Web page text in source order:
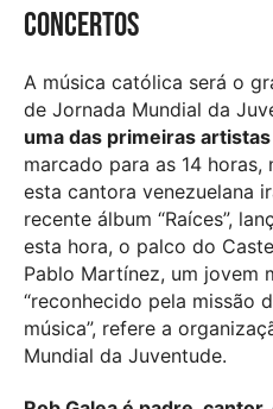
Concertos
A música católica será o
de Jornada Mundial da
uma das primeiras
marcado para as 14 horas,
esta cantora venezuelana
recente álbum “Raíces”,
esta hora, o palco do
Pablo Martínez, um jovem
“reconhecido pela missão
música”, refere a
Mundial da Juventude.